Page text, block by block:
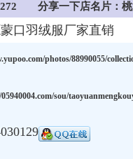
分享一下店名片：
口羽绒服厂家直销
photos/88990055/
sou/